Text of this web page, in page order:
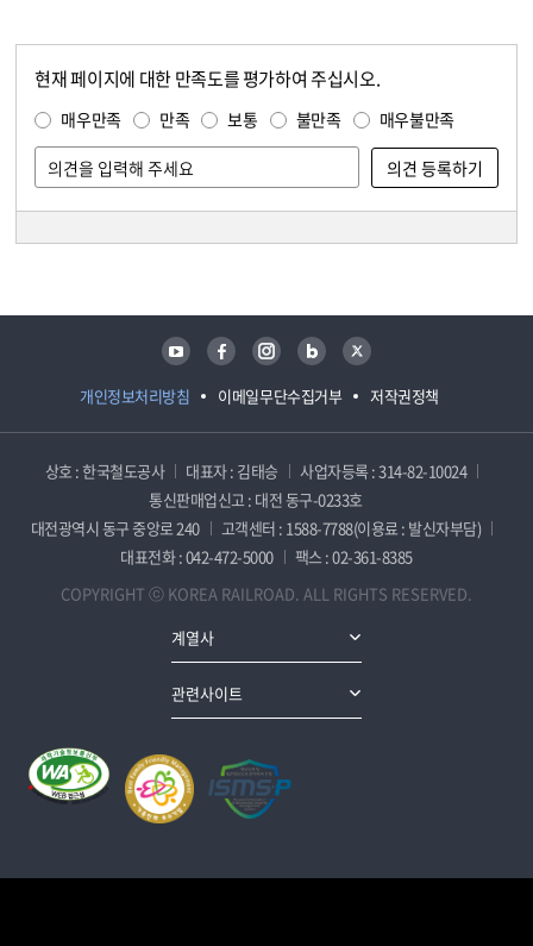
현재 페이지에 대한 만족도를 평가하여 주십시오.
매우만족 만족 보통 불만족 매우불만족
개인정보처리방침 이메일무단수집거부 저작권정책
유튜브 페이스북 인스타그램 블로그 트위터
상호 : 한국철도공사 대표자 : 김태승
사업자등록 : 314-82-10024
통신판매업신고 : 대전 동구-0233호
대전광역시 동구 중앙로 240
고객센터 : 1588-7788(이용료 : 발신자부담)
대표전화 : 042-472-5000
팩스 : 02-361-8385
COPYRIGHT ⓒ KOREA RAILROAD. ALL RIGHTS RESERVED.
계열사
관련사이트